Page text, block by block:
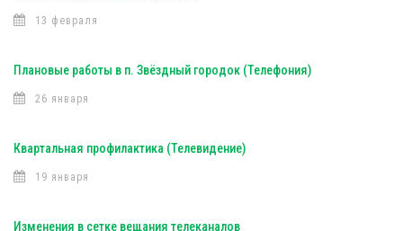
13 февраля
Плановые работы в п. Звёздный городок (Телефония)
26 января
Квартальная профилактика (Телевидение)
19 января
Изменения в сетке вещания телеканалов